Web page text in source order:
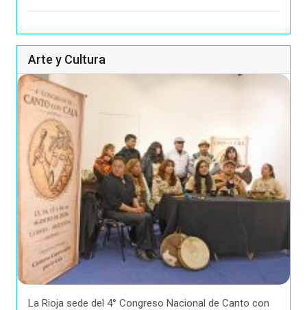
Arte y Cultura
La Rioja sede del 4° Congreso Nacional de Canto con